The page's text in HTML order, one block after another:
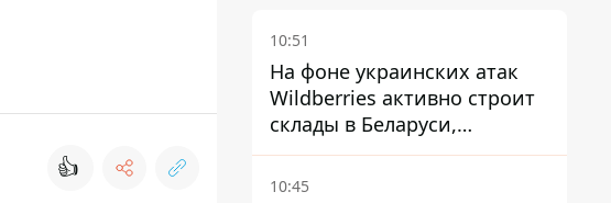
👍
10:51
На фоне украинских атак
Wildberries активно строит
склады в Беларуси,
Казахстане, Узбекистане
10:45